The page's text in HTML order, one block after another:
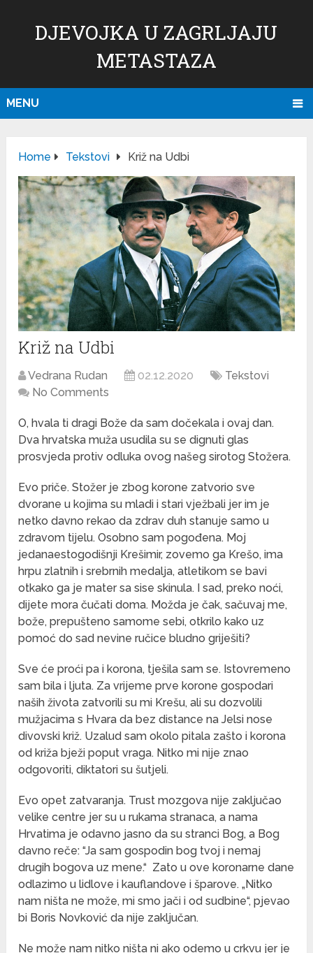
DJEVOJKA U ZAGRLJAJU
METASTAZA
MENU
Home Tekstovi Križ na Udbi
Križ na Udbi
Vedrana Rudan 02.12.2020
Tekstovi
No Comments
O, hvala ti dragi Bože da sam dočekala i ovaj dan.
Dva hrvatska muža usudila su se dignuti glas
prosvjeda protiv odluka ovog našeg sirotog Stožera.
Evo priče. Stožer je zbog korone zatvorio sve
dvorane u kojima su mladi i stari vježbali jer im je
netko davno rekao da zdrav duh stanuje samo u
zdravom tijelu. Osobno sam pogođena. Moj
jedanaestogodišnji Krešimir, zovemo ga Krešo, ima
hrpu zlatnih i srebrnih medalja, atletikom se bavi
otkako ga je mater sa sise skinula. I sad, preko noći,
dijete mora čučati doma. Možda je čak, sačuvaj me,
bože, prepušteno samome sebi, otkrilo kako uz
pomoć do sad nevine ručice bludno griješiti?
Sve će proći pa i korona, tješila sam se. Istovremeno
sam bila i ljuta. Za vrijeme prve korone gospodari
naših života zatvorili su mi Krešu, ali su dozvolili
mužjacima s Hvara da bez distance na Jelsi nose
divovski križ. Uzalud sam okolo pitala zašto i korona
od križa bježi poput vraga. Nitko mi nije znao
odgovoriti, diktatori su šutjeli.
Evo opet zatvaranja. Trust mozgova nije zaključao
velike centre jer su u rukama stranaca, a nama
Hrvatima je odavno jasno da su stranci Bog, a Bog
davno reče: “Ja sam gospodin bog tvoj i nemaj
drugih bogova uz mene.“ Zato u ove koronarne dane
odlazimo u lidlove i kauflandove i šparove. „Nitko
nam ništa ne može, mi smo jači i od sudbine“, pjevao
bi Boris Novković da nije zaključan.
Ne može nam nitko ništa ni ako odemo u crkvu jer je